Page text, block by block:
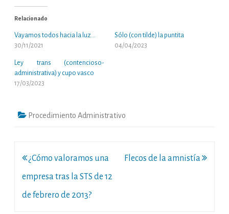
Relacionado
Vayamos todos hacia la luz…
30/11/2021
Sólo (con tilde) la puntita
04/04/2023
Ley trans (contencioso-
administrativa) y cupo vasco
17/03/2023
Procedimiento Administrativo
Navegación
de
entradas
¿Cómo valoramos una
empresa tras la STS de 12
de febrero de 2013?
Flecos de la amnistía